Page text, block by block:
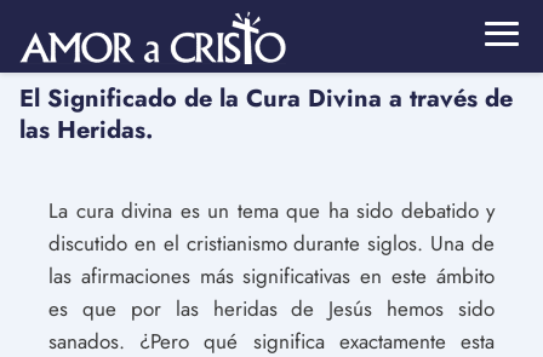
El Significado de la Cura Divina a través de
las Heridas.
La cura divina es un tema que ha sido debatido y
discutido en el cristianismo durante siglos. Una de
las afirmaciones más significativas en este ámbito
es que por las heridas de Jesús hemos sido
sanados. ¿Pero qué significa exactamente esta